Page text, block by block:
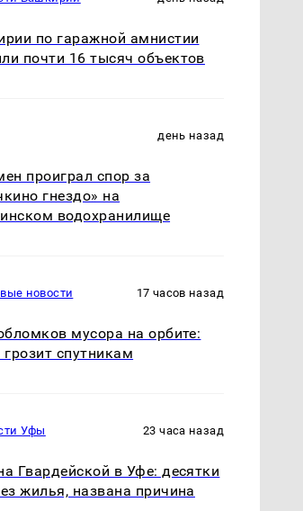
по гаражной амнистии
почти 16 тысяч объектов
день назад
проиграл спор за
гнездо» на
водохранилище
новости 17 часов назад
мусора на орбите:
спутникам
Уфы 23 часа назад
Гвардейской в Уфе: десятки
жилья, названа причина